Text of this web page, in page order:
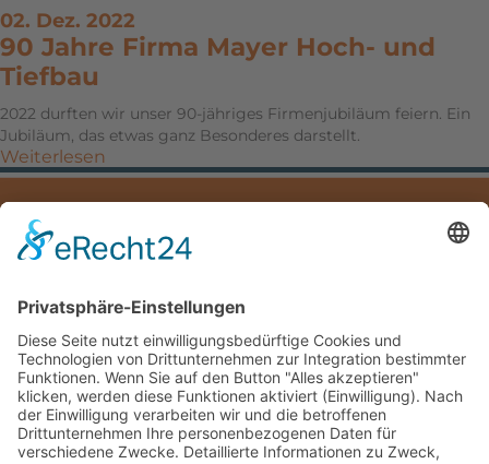
02. Dez. 2022
90 Jahre Firma Mayer Hoch- und
Tiefbau
2022 durften wir unser 90-jähriges Firmenjubiläum feiern. Ein
Jubiläum, das etwas ganz Besonderes darstellt.
Weiterlesen
IMPRESSUM
Hauptstraße 5
83324 Ruhpolding
Deutschland /Germany
Telefon: +49(0)8663/53-0
Fax: +49(0)8663/53-40